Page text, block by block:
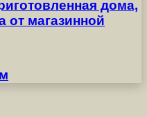
дома,
от магазинной